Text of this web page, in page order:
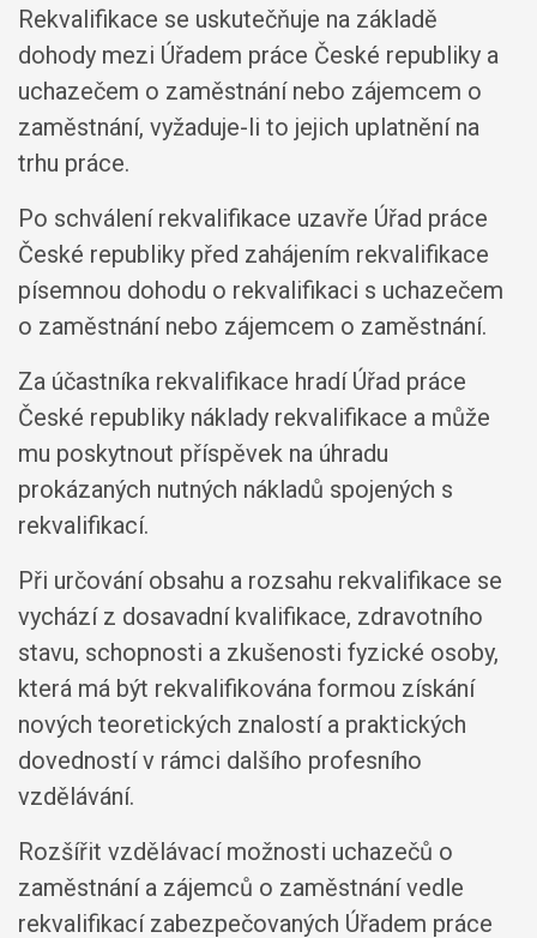
Rekvalifikace se uskutečňuje na základě
dohody mezi Úřadem práce České republiky a
uchazečem o zaměstnání nebo zájemcem o
zaměstnání, vyžaduje-li to jejich uplatnění na
trhu práce.
Po schválení rekvalifikace uzavře Úřad práce
České republiky před zahájením rekvalifikace
písemnou dohodu o rekvalifikaci s uchazečem
o zaměstnání nebo zájemcem o zaměstnání.
Za účastníka rekvalifikace hradí Úřad práce
České republiky náklady rekvalifikace a může
mu poskytnout příspěvek na úhradu
prokázaných nutných nákladů spojených s
rekvalifikací.
Při určování obsahu a rozsahu rekvalifikace se
vychází z dosavadní kvalifikace, zdravotního
stavu, schopnosti a zkušenosti fyzické osoby,
která má být rekvalifikována formou získání
nových teoretických znalostí a praktických
dovedností v rámci dalšího profesního
vzdělávání.
Rozšířit vzdělávací možnosti uchazečů o
zaměstnání a zájemců o zaměstnání vedle
rekvalifikací zabezpečovaných Úřadem práce